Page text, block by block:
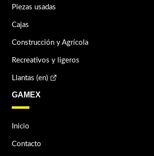
Piezas usadas
Cajas
Construcción y Agrícola
Recreativos y ligeros
Llantas (en)
GAMEX
Inicio
Contacto